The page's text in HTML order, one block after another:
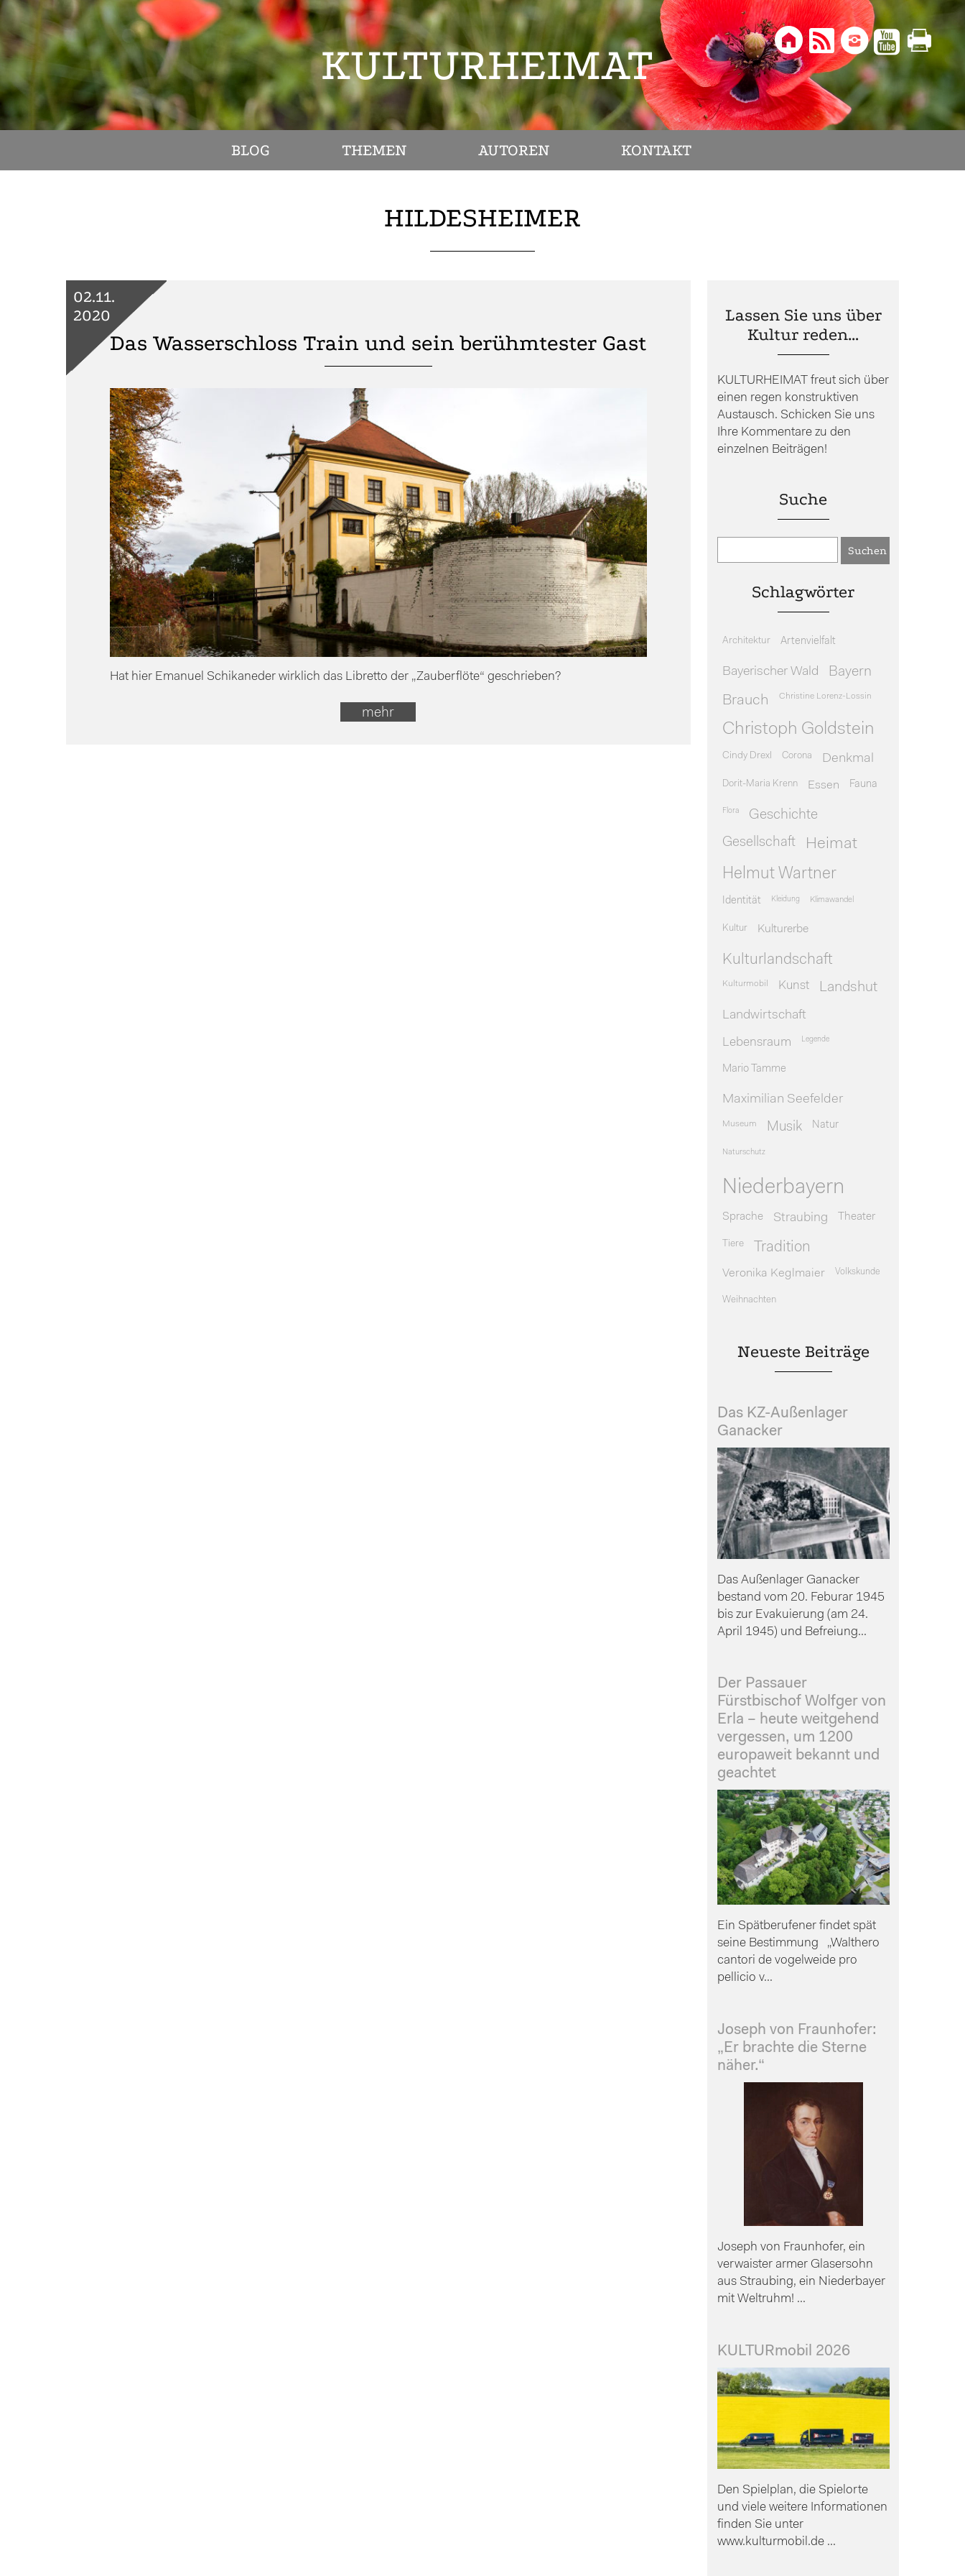
KULTURHEIMAT     
BLOG THEMEN AUTOREN KONTAKT
HILDESHEIMER
Das Wasserschloss Train und sein berühmtester Gast
02.11.
2020
Hat hier Emanuel Schikaneder wirklich das Libretto der „Zauberflöte“ geschrieben?
mehr
Lassen Sie uns über
Kultur reden…
KULTURHEIMAT freut sich über
einen regen konstruktiven
Austausch. Schicken Sie uns
Ihre Kommentare zu den
einzelnen Beiträgen!
Suche
Schlagwörter
Architektur Artenvielfalt
Bayerischer Wald Bayern
Brauch Christine Lorenz-Lossin
Christoph Goldstein
Cindy Drexl Corona Denkmal
Dorit-Maria Krenn Essen Fauna
Flora Geschichte
Gesellschaft
Heimat
Helmut Wartner
Identität Kleidung Klimawandel
Kultur Kulturerbe
Kulturlandschaft
Kulturmobil Kunst Landshut
Landwirtschaft
Lebensraum Legende
Mario Tamme
Maximilian Seefelder
Museum Musik Natur
Naturschutz
Niederbayern
Sprache Straubing Theater
Tiere Tradition
Veronika Keglmaier Volkskunde
Weihnachten
Neueste Beiträge
Das KZ-Außenlager
Ganacker
Das Außenlager Ganacker
bestand vom 20. Feburar 1945
bis zur Evakuierung (am 24.
April 1945) und Befreiung...
Der Passauer
Fürstbischof Wolfger von
Erla – heute weitgehend
vergessen, um 1200
europaweit bekannt und
geachtet
Ein Spätberufener findet spät
seine Bestimmung „Walthero
cantori de vogelweide pro
pellicio v...
Joseph von Fraunhofer:
„Er brachte die Sterne
näher.“
Joseph von Fraunhofer, ein
verwaister armer Glasersohn
aus Straubing, ein Niederbayer
mit Weltruhm! ...
KULTURmobil 2026
Den Spielplan, die Spielorte
und viele weitere Informationen
finden Sie unter
www.kulturmobil.de ...